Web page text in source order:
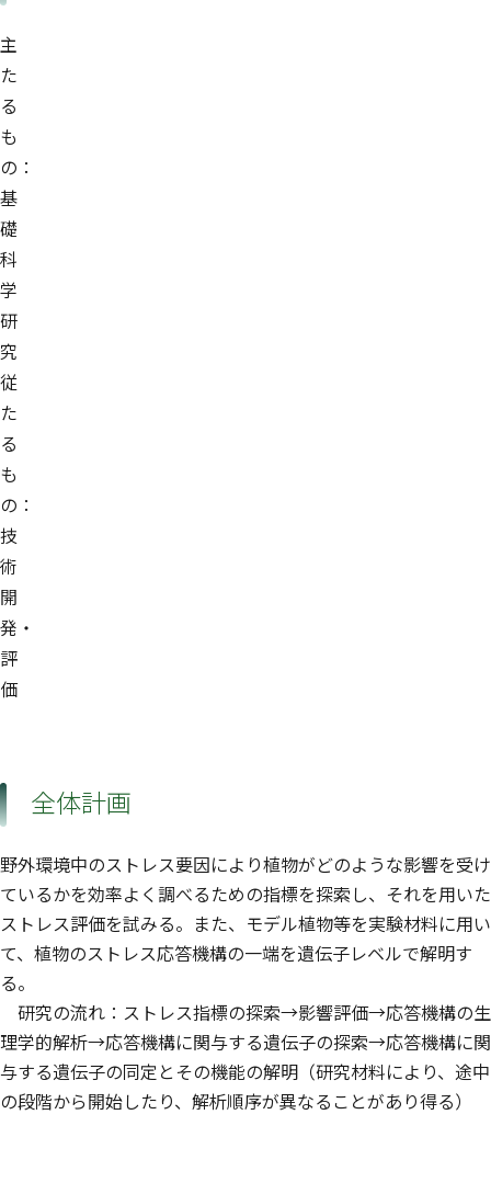
主
た
る
も
の：
基
礎
科
学
研
究
従
た
る
も
の：
技
術
開
発・
評
価
全体計画
野外環境中のストレス要因により植物がどのような影響を受け
ているかを効率よく調べるための指標を探索し、それを用いた
ストレス評価を試みる。また、モデル植物等を実験材料に用い
て、植物のストレス応答機構の一端を遺伝子レベルで解明す
る。
研究の流れ：ストレス指標の探索→影響評価→応答機構の生
理学的解析→応答機構に関与する遺伝子の探索→応答機構に関
与する遺伝子の同定とその機能の解明（研究材料により、途中
の段階から開始したり、解析順序が異なることがあり得る）